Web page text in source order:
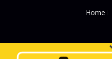
Home